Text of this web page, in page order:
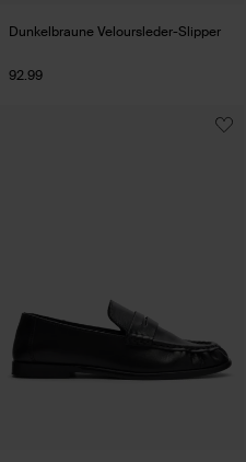
Dunkelbraune Veloursleder-Slipper
92.99